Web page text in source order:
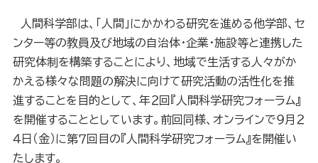
人間科学部は、「人間」にかかわる研究を進める他学部、セ
ンター等の教員及び地域の自治体・企業・施設等と連携した
研究体制を構築することにより、地域で生活する人々がか
かえる様々な問題の解決に向けて研究活動の活性化を推
進することを目的として、年２回『人間科学研究フォーラム』
を開催することとしています。前回同様、オンラインで９月２
４日（金）に第７回目の『人間科学研究フォーラム』を開催い
たします。